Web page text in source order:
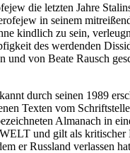
die letzten Jahre
in seinem
kindlich zu sein,
des werdenden
und von Beate Rausch
durch seinen 1989
Texten vom
Almanach in
und gilt als kritischer
er Russland verlassen